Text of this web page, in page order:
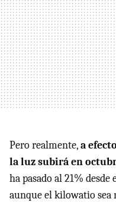
Pero realmente,a
la luz subirá en
ha pasado al 21%
aunque el kilowatio sea